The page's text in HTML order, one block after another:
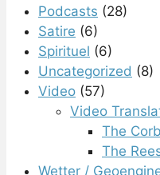
Podcasts (28)
Satire (6)
Spirituel (6)
Uncategorized (8)
Video (57)
Video
The
The
Wetter /